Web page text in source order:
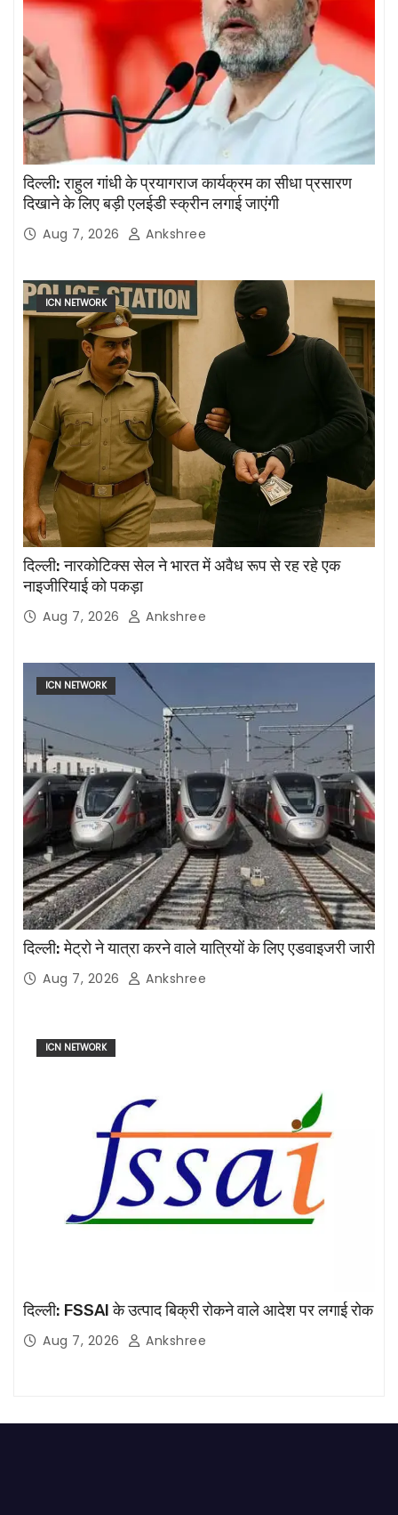
दिल्ली: राहुल गांधी के प्रयागराज कार्यक्रम का सीधा प्रसारण
दिखाने के लिए बड़ी एलईडी स्क्रीन लगाई जाएंगी
Aug 7, 2026 Ankshree
ICN NETWORK
दिल्ली: नारकोटिक्स सेल ने भारत में अवैध रूप से रह रहे एक
नाइजीरियाई को पकड़ा
Aug 7, 2026 Ankshree
ICN NETWORK
दिल्ली: मेट्रो ने यात्रा करने वाले यात्रियों के लिए एडवाइजरी जारी
Aug 7, 2026 Ankshree
ICN NETWORK
दिल्ली: FSSAI के उत्पाद बिक्री रोकने वाले आदेश पर लगाई रोक
Aug 7, 2026 Ankshree